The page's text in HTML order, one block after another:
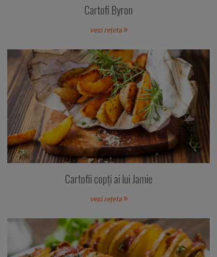
Cartofi Byron
vezi rețeta
Cartofii copți ai lui Jamie
vezi rețeta